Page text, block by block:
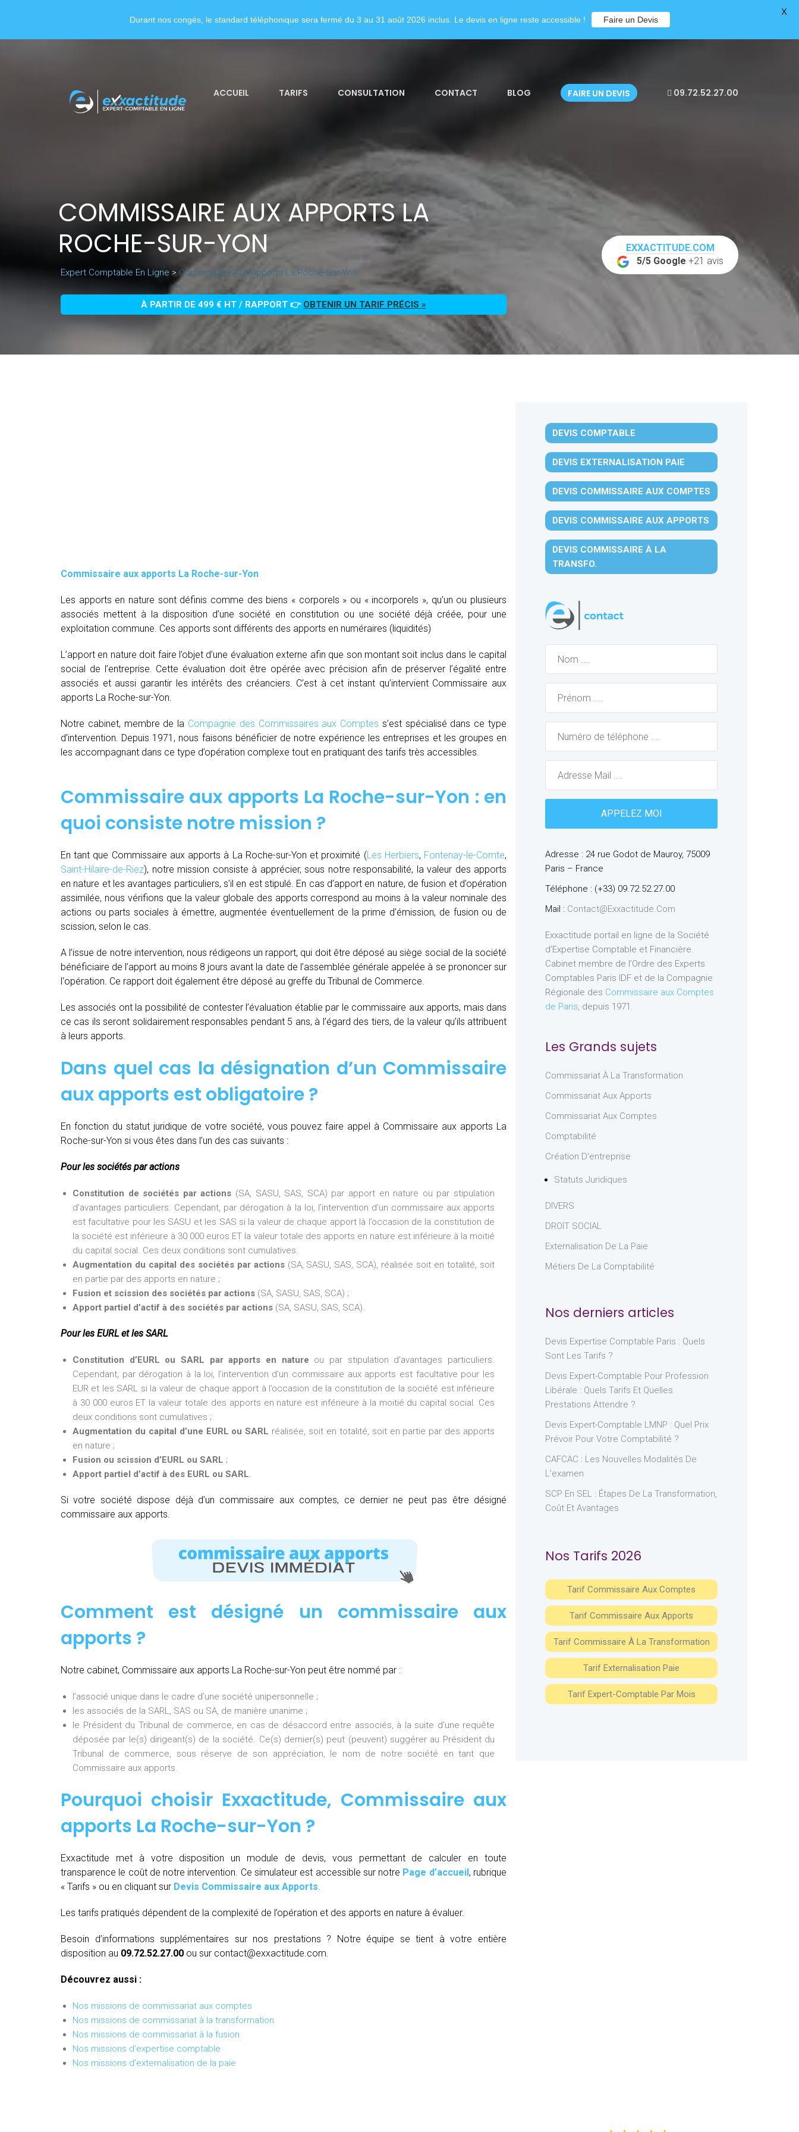
ACCUEIL TARIFS CONSULTATION CONTACT BLOG FAIRE UN DEVIS 09.72.52.27.00
COMMISSAIRE AUX APPORTS LA
ROCHE-SUR-YON
Expert Comptable En Ligne > Commissaire Aux Apports La Roche-Sur-Yon
À PARTIR DE 499 € HT / RAPPORT 👉 OBTENIR UN TARIF PRÉCIS »
EXXACTITUDE.COM
5/5 Google +21 avis
Commissaire aux apports La Roche-sur-Yon
Les apports en nature sont définis comme des biens « corporels » ou « incorporels », qu’un ou plusieurs
associés mettent à la disposition d’une société en constitution ou une société déjà créée, pour une
exploitation commune. Ces apports sont différents des apports en numéraires (liquidités)
L’apport en nature doit faire l’objet d’une évaluation externe afin que son montant soit inclus dans le capital
social de l’entreprise. Cette évaluation doit être opérée avec précision afin de préserver l’égalité entre
associés et aussi garantir les intérêts des créanciers. C’est à cet instant qu’intervient Commissaire aux
apports La Roche-sur-Yon.
Notre cabinet, membre de la Compagnie des Commissaires aux Comptes s’est spécialisé dans ce type
d’intervention. Depuis 1971, nous faisons bénéficier de notre expérience les entreprises et les groupes en
les accompagnant dans ce type d’opération complexe tout en pratiquant des tarifs très accessibles.
Commissaire aux apports La Roche-sur-Yon : en
quoi consiste notre mission ?
En tant que Commissaire aux apports à La Roche-sur-Yon et proximité (Les Herbiers, Fontenay-le-Comte,
Saint-Hilaire-de-Riez), notre mission consiste à apprécier, sous notre responsabilité, la valeur des apports
en nature et les avantages particuliers, s’il en est stipulé. En cas d’apport en nature, de fusion et d’opération
assimilée, nous vérifions que la valeur globale des apports correspond au moins à la valeur nominale des
actions ou parts sociales à émettre, augmentée éventuellement de la prime d’émission, de fusion ou de
scission, selon le cas.
A l’issue de notre intervention, nous rédigeons un rapport, qui doit être déposé au siège social de la société
bénéficiaire de l’apport au moins 8 jours avant la date de l’assemblée générale appelée à se prononcer sur
l‘opération. Ce rapport doit également être déposé au greffe du Tribunal de Commerce.
Les associés ont la possibilité de contester l’évaluation établie par le commissaire aux apports, mais dans
ce cas ils seront solidairement responsables pendant 5 ans, à l’égard des tiers, de la valeur qu’ils attribuent
à leurs apports.
Dans quel cas la désignation d’un Commissaire
aux apports est obligatoire ?
En fonction du statut juridique de votre société, vous pouvez faire appel à Commissaire aux apports La
Roche-sur-Yon si vous êtes dans l’un des cas suivants :
Pour les sociétés par actions
Constitution de sociétés par actions (SA, SASU, SAS, SCA) par apport en nature ou par stipulation
d’avantages particuliers. Cependant, par dérogation à la loi, l’intervention d’un commissaire aux apports
est facultative pour les SASU et les SAS si la valeur de chaque apport là l’occasion de la constitution de
la société est inférieure à 30 000 euros ET la valeur totale des apports en nature est inférieure à la moitié
du capital social. Ces deux conditions sont cumulatives.
Augmentation du capital des sociétés par actions(SA, SASU, SAS, SCA), réalisée soit en totalité, soit
en partie par des apports en nature ;
Fusion et scission des sociétés par actions (SA, SASU, SAS, SCA) ;
Apport partiel d’actif à des sociétés par actions (SA, SASU, SAS, SCA).
Pour les EURL et les SARL
Constitution d’EURL ou SARL par apports en nature ou par stipulation d’avantages particuliers.
Cependant, par dérogation à la loi, l’intervention d’un commissaire aux apports est facultative pour les
EUR et les SARL si la valeur de chaque apport à l’occasion de la constitution de la société est inférieure
à 30 000 euros ET la valeur totale des apports en nature est inférieure à la moitié du capital social. Ces
deux conditions sont cumulatives ;
Augmentation du capital d’une EURL ou SARL réalisée, soit en totalité, soit en partie par des apports
en nature ;
Fusion ou scission d’EURL ou SARL ;
Apport partiel d’actif à des EURL ou SARL.
Si votre société dispose déjà d’un commissaire aux comptes, ce dernier ne peut pas être désigné
commissaire aux apports.
Comment est désigné un commissaire aux
apports ?
Notre cabinet, Commissaire aux apports La Roche-sur-Yon peut être nommé par :
l’associé unique dans le cadre d’une société unipersonnelle ;
les associés de la SARL, SAS ou SA, de manière unanime ;
le Président du Tribunal de commerce, en cas de désaccord entre associés, à la suite d’une requête
déposée par le(s) dirigeant(s) de la société. Ce(s) dernier(s) peut (peuvent) suggérer au Président du
Tribunal de commerce, sous réserve de son appréciation, le nom de notre société en tant que
Commissaire aux apports.
Pourquoi choisir Exxactitude, Commissaire aux
apports La Roche-sur-Yon ?
Exxactitude met à votre disposition un module de devis, vous permettant de calculer en toute
transparence le coût de notre intervention. Ce simulateur est accessible sur notre Page d’accueil, rubrique
« Tarifs » ou en cliquant sur Devis Commissaire aux Apports.
Les tarifs pratiqués dépendent de la complexité de l’opération et des apports en nature à évaluer.
Besoin d’informations supplémentaires sur nos prestations ? Notre équipe se tient à votre entière
disposition au 09.72.52.27.00 ou sur contact@exxactitude.com.
Découvrez aussi :
Nos missions de commissariat aux comptes
Nos missions de commissariat à la transformation
Nos missions de commissariat à la fusion
Nos missions d'expertise comptable
Nos missions d'externalisation de la paie
DEVIS COMPTABLE
DEVIS EXTERNALISATION PAIE
DEVIS COMMISSAIRE AUX COMPTES
DEVIS COMMISSAIRE AUX APPORTS
DEVIS COMMISSAIRE À LA
TRANSFO.
Adresse : 24 rue Godot de Mauroy, 75009
Paris – France
Téléphone : (+33) 09.72.52.27.00
Mail : Contact@exxactitude.com
Exxactitude portail en ligne de la Société
d’Expertise Comptable et Financière.
Cabinet membre de l’Ordre des Experts
Comptables Paris IDF et de la Compagnie
Régionale des Commissaire aux Comptes
de Paris, depuis 1971.
Les Grands sujets
Commissariat À La Transformation
Commissariat Aux Apports
Commissariat Aux Comptes
Comptabilité
Création D'entreprise
Statuts Juridiques
DIVERS
DROIT SOCIAL
Externalisation De La Paie
Métiers De La Comptabilité
Nos derniers articles
Devis Expertise Comptable Paris : Quels
Sont Les Tarifs ?
Devis Expert-Comptable Pour Profession
Libérale : Quels Tarifs Et Quelles
Prestations Attendre ?
Devis Expert-Comptable LMNP : Quel Prix
Prévoir Pour Votre Comptabilité ?
CAFCAC : Les Nouvelles Modalités De
L’examen
SCP En SEL : Étapes De La Transformation,
Coût Et Avantages
Nos Tarifs 2026
Tarif Commissaire Aux Comptes
Tarif Commissaire Aux Apports
Tarif Commissaire À La Transformation
Tarif Externalisation Paie
Tarif Expert-Comptable Par Mois
Durant nos congés, le standard téléphonique sera fermé du 3 au 31 août 2026 inclus. Le devis en ligne reste accessible ! Faire un Devis
X